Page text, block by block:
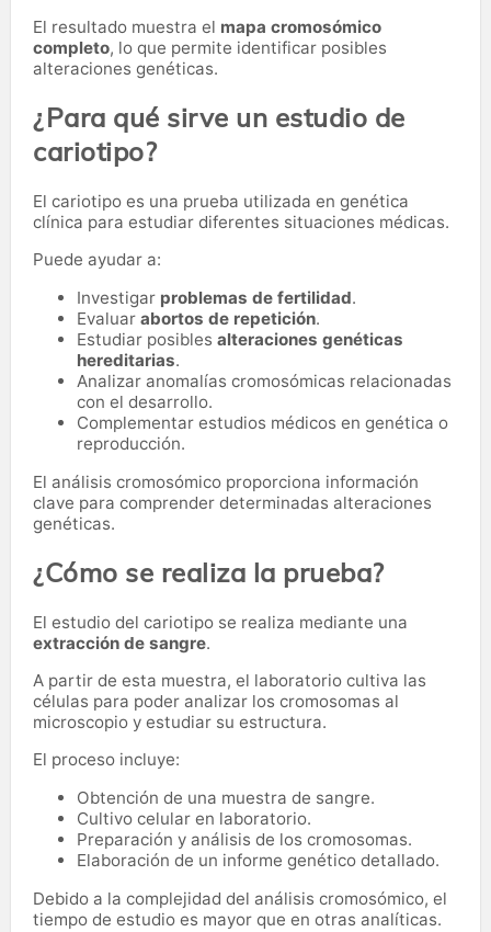
El resultado muestra el mapa cromosómico
completo, lo que permite identificar posibles
alteraciones genéticas.
¿Para qué sirve un estudio de
cariotipo?
El cariotipo es una prueba utilizada en genética
clínica para estudiar diferentes situaciones médicas.
Puede ayudar a:
Investigar problemas de fertilidad.
Evaluar abortos de repetición.
Estudiar posibles alteraciones genéticas
hereditarias.
Analizar anomalías cromosómicas relacionadas
con el desarrollo.
Complementar estudios médicos en genética o
reproducción.
El análisis cromosómico proporciona información
clave para comprender determinadas alteraciones
genéticas.
¿Cómo se realiza la prueba?
El estudio del cariotipo se realiza mediante una
extracción de sangre.
A partir de esta muestra, el laboratorio cultiva las
células para poder analizar los cromosomas al
microscopio y estudiar su estructura.
El proceso incluye:
Obtención de una muestra de sangre.
Cultivo celular en laboratorio.
Preparación y análisis de los cromosomas.
Elaboración de un informe genético detallado.
Debido a la complejidad del análisis cromosómico, el
tiempo de estudio es mayor que en otras analíticas.